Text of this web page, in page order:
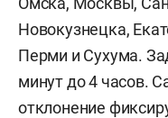
Новокузнецка,
Перми и Сухума.
минут до 4 часов.
отклонение